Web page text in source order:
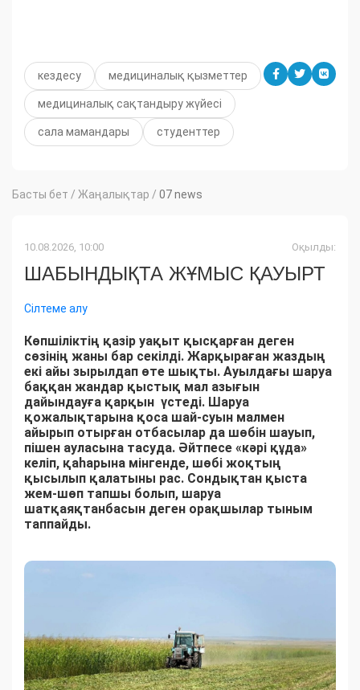
кездесу медициналық қызметтер
медициналық сақтандыру жүйесі
сала мамандары студенттер
Басты бет / Жаңалықтар / 07 news
10.08.2026, 10:00 Оқылды:
ШАБЫНДЫҚТА ЖҰМЫС ҚАУЫРТ
Сілтеме алу
Көпшіліктің қазір уақыт қысқарған деген
сөзінің жаны бар секілді. Жарқыраған жаздың
екі айы зырылдап өте шықты. Ауылдағы шаруа
баққан жандар қыстық мал азығын
дайындауға қарқын үстеді. Шаруа
қожалықтарына қоса шай-суын малмен
айырып отырған отбасылар да шөбін шауып,
пішен ауласына тасуда. Әйтпесе «кәрі құда»
келіп, қаһарына мінгенде, шөбі жоқтың
қысылып қалатыны рас. Сондықтан қыста
жем-шөп тапшы болып, шаруа
шатқаяқтанбасын деген орақшылар тыным
таппайды.